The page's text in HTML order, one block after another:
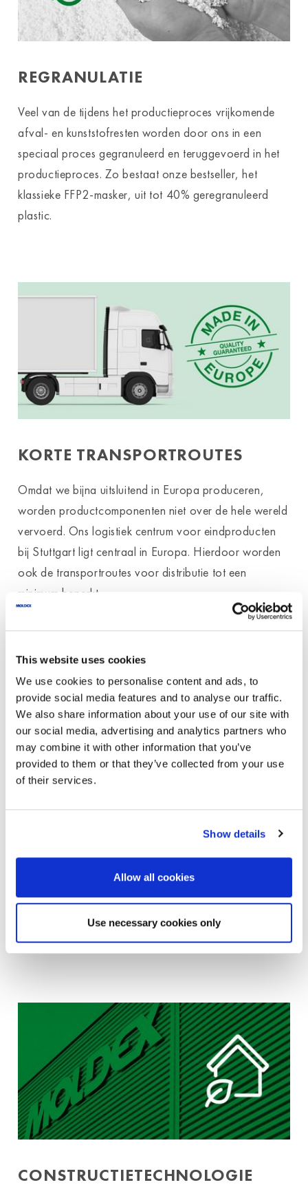
This website uses cookies
We use cookies to personalise content and ads, to
provide social media features and to analyse our traffic.
We also share information about your use of our site with
our social media, advertising and analytics partners who
may combine it with other information that you’ve
provided to them or that they’ve collected from your use
of their services.
Show details
Allow all cookies
Use necessary cookies only
REGRANULATIE
Veel van de tijdens het productieproces vrijkomende
afval- en kunststofresten worden door ons in een
speciaal proces gegranuleerd en teruggevoerd in het
productieproces. Zo bestaat onze bestseller, het
klassieke FFP2-masker, uit tot 40% geregranuleerd
plastic.
KORTE TRANSPORTROUTES
Omdat we bijna uitsluitend in Europa produceren,
worden productcomponenten niet over de hele wereld
vervoerd. Ons logistiek centrum voor eindproducten
bij Stuttgart ligt centraal in Europa. Hierdoor worden
ook de transportroutes voor distributie tot een
minimum beperkt.
We werken continu aan het optimaliseren van ons
volledig om te bouwen naar LED-technologie. Op
onze hoofdlocatie in Walddorfhäslach gebruiken we
elektriciteit uit 100% waterkracht, opgewekt in het
2
CONSTRUCTIETECHNOLOGIE